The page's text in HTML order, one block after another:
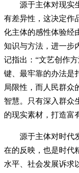
源于主体对现实生
有差异性，这决定作
化主体的感性体验经
知识与方法，进一步
记指出：“文艺创作
键、最牢靠的办法是
局限性，而人民群众
智慧。只有深入群众
的现实素材，打造富
源于主体对时代发
在的反映，也是时代
水平、社会发展诉求